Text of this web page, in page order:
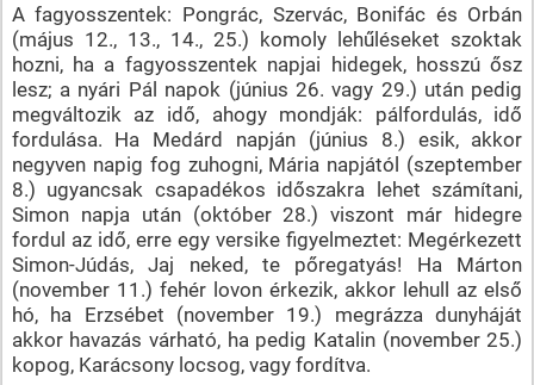
A fagyosszentek: Pongrác, Szervác, Bonifác és Orbán
(május 12., 13., 14., 25.) komoly lehűléseket szoktak
hozni, ha a fagyosszentek napjai hidegek, hosszú ősz
lesz; a nyári Pál napok (június 26. vagy 29.) után pedig
megváltozik az idő, ahogy mondják: pálfordulás, idő
fordulása. Ha Medárd napján (június 8.) esik, akkor
negyven napig fog zuhogni, Mária napjától (szeptember
8.) ugyancsak csapadékos időszakra lehet számítani,
Simon napja után (október 28.) viszont már hidegre
fordul az idő, erre egy versike figyelmeztet: Megérkezett
Simon-Júdás, Jaj neked, te pőregatyás! Ha Márton
(november 11.) fehér lovon érkezik, akkor lehull az első
hó, ha Erzsébet (november 19.) megrázza dunyháját
akkor havazás várható, ha pedig Katalin (november 25.)
kopog, Karácsony locsog, vagy fordítva.